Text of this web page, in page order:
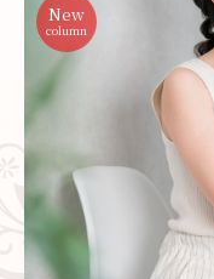
New
column